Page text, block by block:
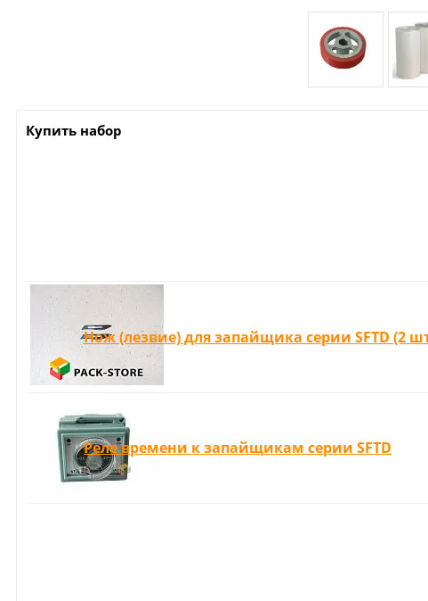
Купить набор
Нож (лезвие) для запайщика серии SFTD (2
Реле времени к запайщикам серии SFTD